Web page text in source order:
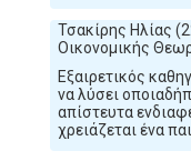
Τσακίρης Ηλίας
Οικονομικής
Εξαιρετικός
να λύσει
απίστευτα
χρειάζεται ένα